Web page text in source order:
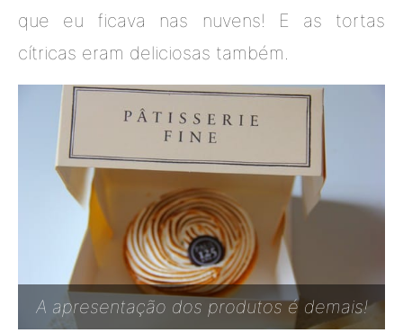
que eu ficava nas nuvens! E as tortas
cítricas eram deliciosas também.
A apresentação dos produtos é demais!